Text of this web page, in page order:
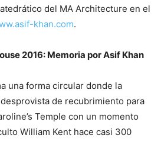
del MA Architecture en el
khan.com.
2016: Memoria por Asif Khan
una forma circular donde la
de recubrimiento para
Temple con un momento
William Kent hace casi 300